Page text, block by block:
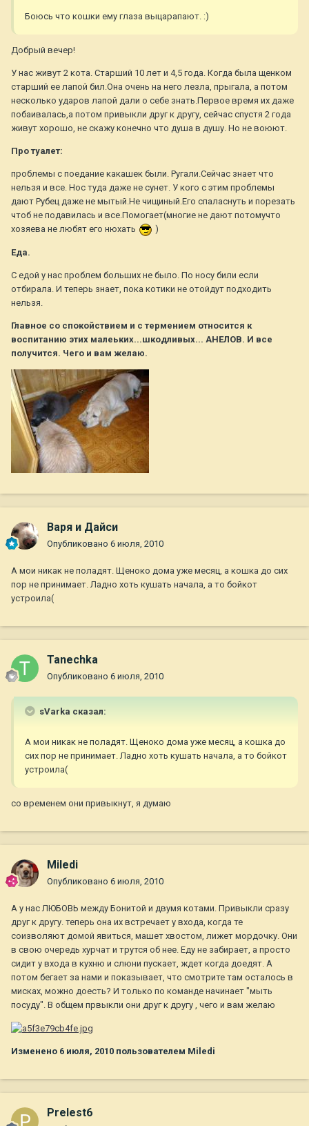
Боюсь что кошки ему глаза выцарапают. :)
Добрый вечер!
У нас живут 2 кота. Старший 10 лет и 4,5 года. Когда была щенком
старший ее лапой бил.Она очень на него лезла, прыгала, а потом
несколько ударов лапой дали о себе знать.Первое время их даже
побаивалась,а потом привыкли друг к другу, сейчас спустя 2 года
живут хорошо, не скажу конечно что душа в душу. Но не воюют.
Про туалет:
проблемы с поедание какашек были. Ругали.Сейчас знает что
нельзя и все. Нос туда даже не сунет. У кого с этим проблемы
дают Рубец даже не мытый.Не чищиный.Его спаласнуть и порезать
чтоб не подавилась и все.Помогает(многие не дают потомучто
хозяева не любят его нюхать
)
Еда.
С едой у нас проблем больших не было. По носу били если
отбирала. И теперь знает, пока котики не отойдут подходить
нельзя.
Главное со спокойствием и с термением относится к
воспитанию этих малеьких...шкодливых... АНЕЛОВ. И все
получится. Чего и вам желаю.
Варя и Дайси
Опубликовано 6 июля, 2010
А мои никак не поладят. Щеноко дома уже месяц, а кошка до сих
пор не принимает. Ладно хоть кушать начала, а то бойкот
устроила(
Tanechka
Опубликовано 6 июля, 2010
sVarka сказал:
А мои никак не поладят. Щеноко дома уже месяц, а кошка до
сих пор не принимает. Ладно хоть кушать начала, а то бойкот
устроила(
со временем они привыкнут, я думаю
Miledi
Опубликовано 6 июля, 2010
А у нас ЛЮБОВЬ между Бонитой и двумя котами. Привыкли сразу
друг к другу. теперь она их встречает у входа, когда те
соизволяют домой явиться, машет хвостом, лижет мордочку. Они
в свою очередь хурчат и трутся об нее. Еду не забирает, а просто
сидит у входа в кухню и слюни пускает, ждет когда доедят. А
потом бегает за нами и показывает, что смотрите там осталось в
мисках, можно доесть? И только по команде начинает "мыть
посуду". В общем првыкли они друг к другу , чего и вам желаю
Изменено 6 июля, 2010 пользователем Miledi
Prelest6